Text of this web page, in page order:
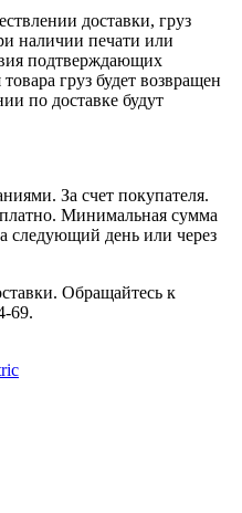
доставки, груз
наличии печати или
подтверждающих
груз будет возвращен
по доставке будут
За счет покупателя.
Минимальная сумма
следующий день или через
Обращайтесь к
69.